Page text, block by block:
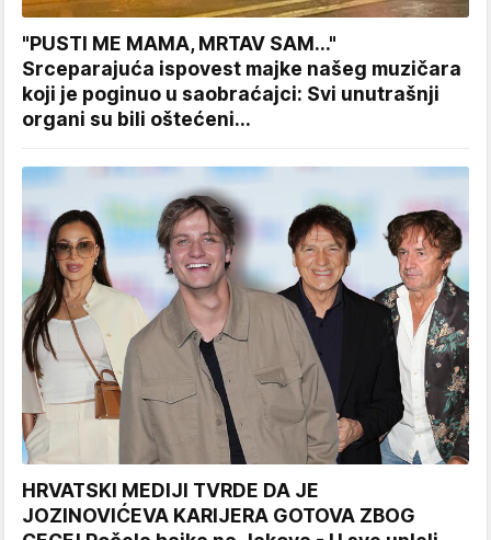
"PUSTI ME MAMA, MRTAV SAM..."
Srceparajuća ispovest majke našeg muzičara
koji je poginuo u saobraćajci: Svi unutrašnji
organi su bili oštećeni...
HRVATSKI MEDIJI TVRDE DA JE
JOZINOVIĆEVA KARIJERA GOTOVA ZBOG